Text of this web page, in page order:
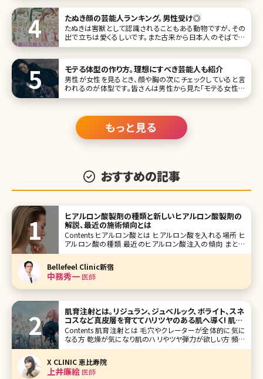
たぬき顔の芸能人ランキング。男性受け◎
たぬきは害獣として認識されることもある動物ですが、その
出で立ちは愛くるしいです。また古来から日本人のそばで生
息してきたため、昔話・ことわざなどで登場することがあり、
には、そんなたぬきに顔立ちが似ている方がいます。たぬき顏
は、たぬき自身の特徴で
モテる体型の作り方。理想にすべき芸能人も紹介
男性が女性を見るとき、顔や胸の次にチェックしていると言
われるのが体型です。皆さんは男性から見た「モテる女性の
体型」はどんなスタイルだと思いますか?ここでは女性と男性
ついて詳し
もっと見る
おすすめの記事
ヒアルロン酸製剤の種類と新しいヒアルロン酸製剤の
解説、最近の施術傾向とは
Contents ヒアルロン酸とは ヒアルロン酸を入れる場所 ヒ
アルロン酸の種類 最近のヒアルロン酸注入の傾向 まとめ
ボトックスやヒアルロン酸製剤を用いた治療は美容皮膚科で
す。数年前まではボトックスやヒアルロン
Bellefeel Clinic新宿
中務秀一医師
肌育注射とは。リジュラン、ジュベルック、ボライト、スネ
コスなど真皮層を育ててハリツヤのある肌へ導く! 肌の
お悩みごとに解説
Contents 肌育注射とは 毛穴やクレーターが全体的に気に
なる方 乾燥が気になり肌のハリやツヤ弾力が欲しい方 頻繁
にケアできないので持続重視の方 目元のケアだけピンポイ
ントで行いたい方 まとめ 赤ちゃんのようなもちもちっとした
弾力のある柔らかい肌になりたい!一度で
X CLINIC 恵比寿院
上井廉絵医師